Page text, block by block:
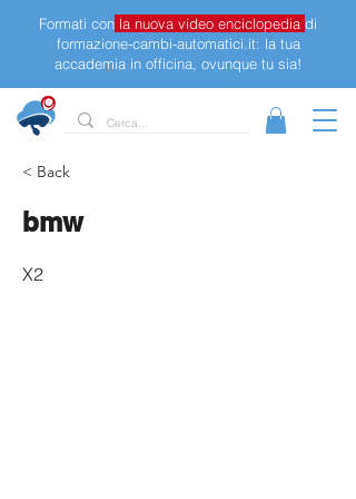
Formati con la nuova video enciclopedia di
formazione-cambi-automatici.it: la tua
accademia in officina, ovunque tu sia!
< Back
bmw
X2